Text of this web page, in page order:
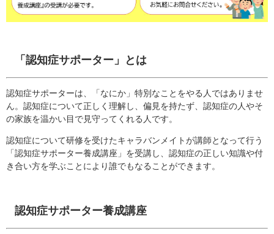
「認知症サポーター」とは
認知症サポーターは、「なにか」特別なことをやる人ではありませ
ん。認知症について正しく理解し、偏見を持たず、認知症の人やそ
の家族を温かい目で見守ってくれる人です。
認知症について研修を受けたキャラバンメイトが講師となって行う
「認知症サポーター養成講座」を受講し、認知症の正しい知識や付
き合い方を学ぶことにより誰でもなることができます。
認知症サポーター養成講座